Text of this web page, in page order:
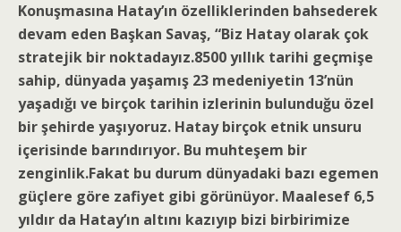
Konuşmasına Hatay’ın özelliklerinden bahsederek
devam eden Başkan Savaş, “Biz Hatay olarak çok
stratejik bir noktadayız.8500 yıllık tarihi geçmişe
sahip, dünyada yaşamış 23 medeniyetin 13’nün
yaşadığı ve birçok tarihin izlerinin bulunduğu özel
bir şehirde yaşıyoruz. Hatay birçok etnik unsuru
içerisinde barındırıyor. Bu muhteşem bir
zenginlik.Fakat bu durum dünyadaki bazı egemen
güçlere göre zafiyet gibi görünüyor. Maalesef 6,5
yıldır da Hatay’ın altını kazıyıp bizi birbirimize